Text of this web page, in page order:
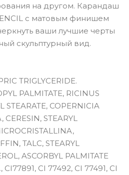
на другом. Карандаш
с матовым финишем
ваши лучшие черты
скульптурный вид.
TRIGLYCERIDE.
PALMITATE, RICINUS
STEARATE, COPERNICIA
CERESIN, STEARYL
TALC, STEARYL
ASCORBYL PALMITATE
CI 77492, CI 77491, CI